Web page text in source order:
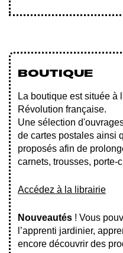
BOUTIQUE
La boutique est située à
Révolution française.
Une sélection
de cartes postales ainsi
proposés afin de
carnets, trousses, porte-
Accédez à la librairie
Nouveautés ! Vous
l’apprenti jardinier,
encore découvrir des